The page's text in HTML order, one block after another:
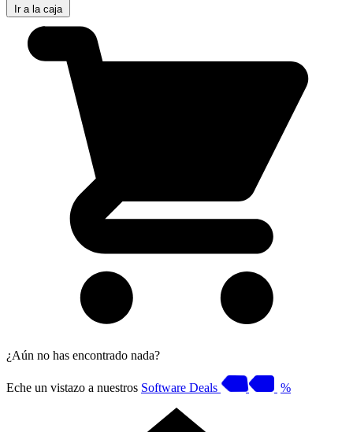
Ir a la caja
¿Aún no has encontrado nada?
Eche un vistazo a nuestros Software Deals %